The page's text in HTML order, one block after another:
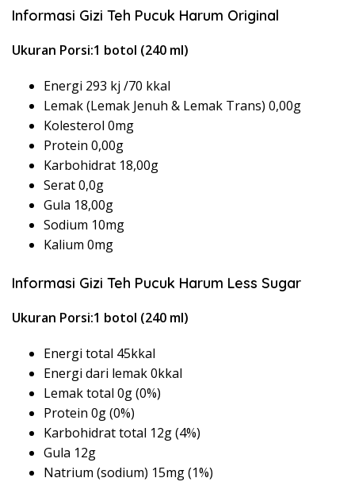
Informasi Gizi Teh Pucuk Harum Original
Ukuran Porsi:1 botol (240 ml)
Energi 293 kj /70 kkal
Lemak (Lemak Jenuh & Lemak Trans) 0,00g
Kolesterol 0mg
Protein 0,00g
Karbohidrat 18,00g
Serat 0,0g
Gula 18,00g
Sodium 10mg
Kalium 0mg
Informasi Gizi Teh Pucuk Harum Less Sugar
Ukuran Porsi:1 botol (240 ml)
Energi total 45kkal
Energi dari lemak 0kkal
Lemak total 0g (0%)
Protein 0g (0%)
Karbohidrat total 12g (4%)
Gula 12g
Natrium (sodium) 15mg (1%)